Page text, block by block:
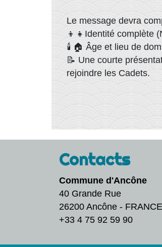
Le message devra
👦👧Identité complète
🕯️ 🏠 Âge et lieu de
📝 Une courte
rejoindre les Cadets.
Contacts
Commune d'Ancône
40 Grande Rue
26200 Ancône - FRANCE
+33 4 75 92 59 90